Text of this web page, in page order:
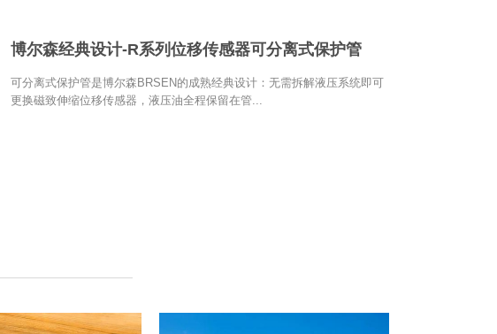
博尔森经典设计-R系列位移传感器可分离式保护管
可分离式保护管是博尔森BRSEN的成熟经典设计：无需拆解液压系统即可
更换磁致伸缩位移传感器，液压油全程保留在管...